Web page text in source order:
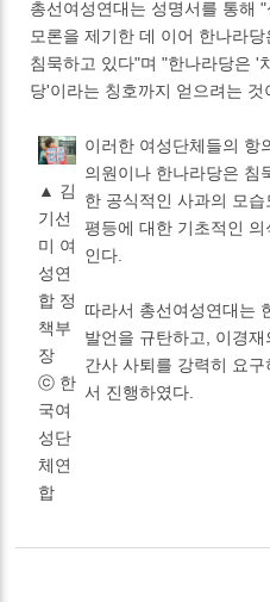
총선여성연대는 성명서를 통해
모론을 제기한 데 이어 한나라
침묵하고 있다"며 "한나라당은 '
당'이라는 칭호까지 얻으려는 것
▲ 김
기선
미 여
성연
합 정
책부
장
ⓒ 한
국여
성단
체연
합
이러한 여성단체들의 항
의원이나 한나라당은 침
한 공식적인 사과의 모
평등에 대한 기초적인
인다.
따라서 총선여성연대는
발언을 규탄하고, 이경
간사 사퇴를 강력히 요
서 진행하였다.